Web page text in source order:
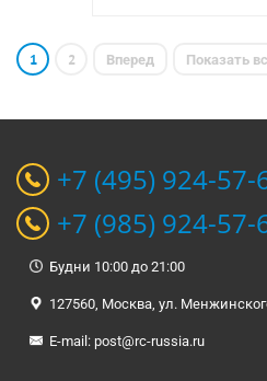
1 2 Вперед Показать
+7 (495) 924-57-
+7 (985) 924-57-
Будни 10:00 до 21:00
127560, Москва, ул.
E-mail: post@rc-russia.ru